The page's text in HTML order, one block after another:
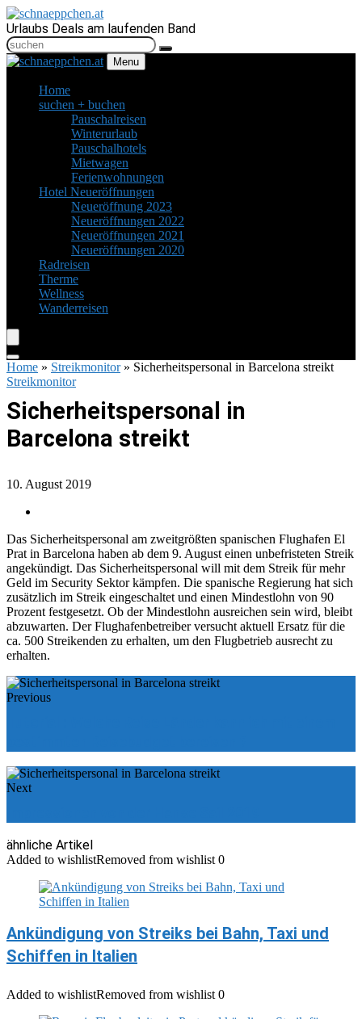
Urlaubs Deals am laufenden Band
Menu
Home
suchen + buchen
Pauschalreisen
Winterurlaub
Pauschalhotels
Mietwagen
Ferienwohnungen
Hotel Neueröffnungen
Neueröffnung 2023
Neueröffnungen 2022
Neueröffnungen 2021
Neueröffnungen 2020
Radreisen
Therme
Wellness
Wanderreisen
Home » Streikmonitor» Sicherheitspersonal in Barcelona streikt
Streikmonitor
Sicherheitspersonal in
Barcelona streikt
10. August 2019
Das Sicherheitspersonal am zweitgrößten spanischen Flughafen El
Prat in Barcelona haben ab dem 9. August einen unbefristeten Streik
angekündigt. Das Sicherheitspersonal will mit dem Streik für mehr
Geld im Security Sektor kämpfen. Die spanische Regierung hat sich
zusätzlich im Streik eingeschaltet und einen Mindestlohn von 90
Prozent festgesetzt. Ob der Mindestlohn ausreichen sein wird, bleibt
abzuwarten. Der Flughafenbetreiber versucht aktuell Ersatz für die
ca. 500 Streikenden zu erhalten, um den Flugbetrieb ausrecht zu
erhalten.
Previous
Next
ähnliche Artikel
Added to wishlistRemoved from wishlist 0
Ankündigung von Streiks bei Bahn, Taxi und
Schiffen in Italien
Added to wishlistRemoved from wishlist 0